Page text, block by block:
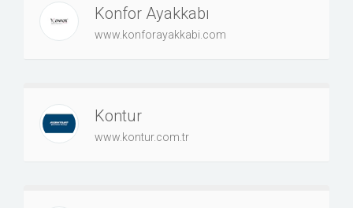
Konfor Ayakkabı
www.konforayakkabi.com
Kontur
www.kontur.com.tr